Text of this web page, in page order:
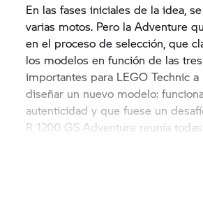
En las fases iniciales de la idea,
varias motos. Pero la Adventure
en el proceso de selección, que
los modelos en función de las
importantes para LEGO Technic
diseñar un nuevo modelo:
autenticidad y que fuese un
R 1200 GS Adventure reunía